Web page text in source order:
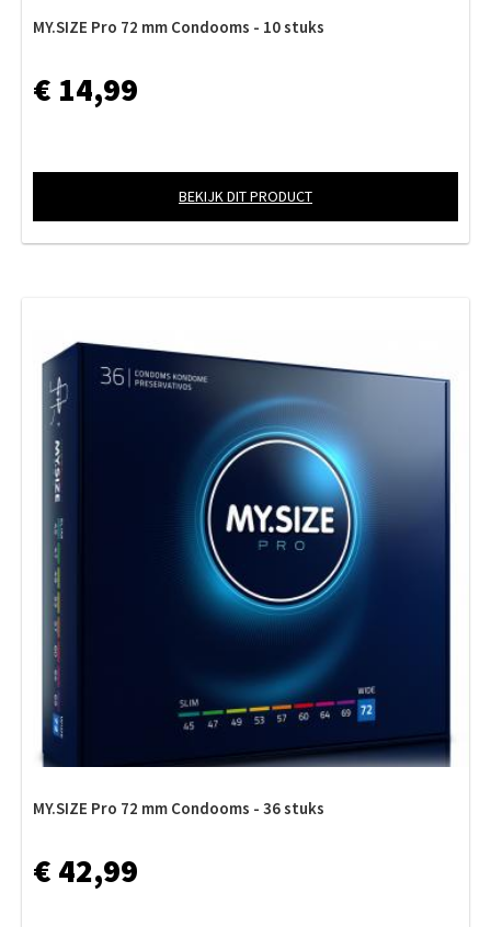
MY.SIZE Pro 72 mm Condooms - 10 stuks
€ 14,99
BEKIJK DIT PRODUCT
MY.SIZE Pro 72 mm Condooms - 36 stuks
€ 42,99